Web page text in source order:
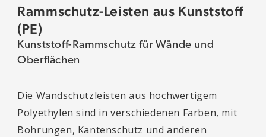
Rammschutz-Leisten aus Kunststoff
(PE)
Kunststoff-Rammschutz für Wände und
Oberflächen
Die Wandschutzleisten aus hochwertigem
Polyethylen sind in verschiedenen Farben, mit
Bohrungen, Kantenschutz und anderen